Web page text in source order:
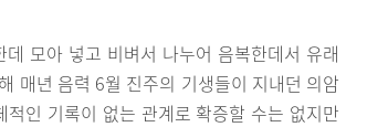
모아 넣고 비벼서 나누어 음복한데서 유래
매년 음력 6월 진주의 기생들이 지내던 의암
인 기록이 없는 관계로 확증할 수는 없지만